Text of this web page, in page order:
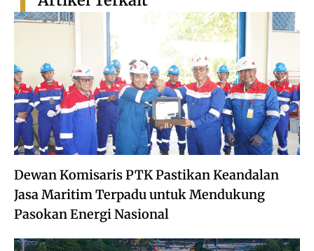
Dewan Komisaris PTK Pastikan Keandalan
Jasa Maritim Terpadu untuk Mendukung
Pasokan Energi Nasional